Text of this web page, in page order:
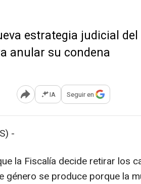
estrategia judicial
anular su condena
Abrir opciones para compartir
IA Seguir en
-
la Fiscalía decide retirar los
género se produce porque la